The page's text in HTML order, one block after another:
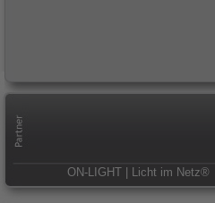
ON-LIGHT | Licht im Netz®